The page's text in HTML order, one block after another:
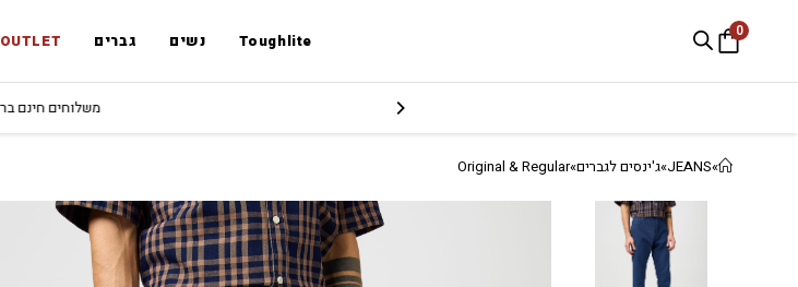
0
Toughlite נשים גברים OUTLET
משלוחים חינם ברכישה מעל 249.90 ₪
»
JEANS
»ג'ינסים לגברים»
Original & Regular